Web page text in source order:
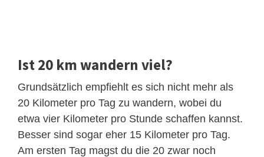
Ist 20 km wandern viel?
Grundsätzlich empfiehlt es sich nicht mehr als
20 Kilometer pro Tag zu wandern, wobei du
etwa vier Kilometer pro Stunde schaffen kannst.
Besser sind sogar eher 15 Kilometer pro Tag.
Am ersten Tag magst du die 20 zwar noch